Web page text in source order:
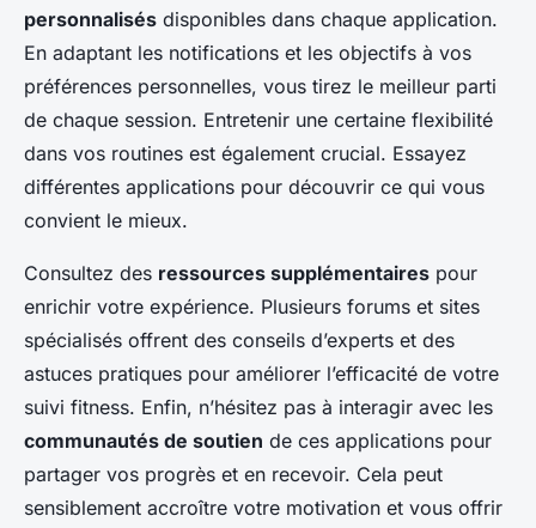
personnalisés disponibles dans chaque application.
En adaptant les notifications et les objectifs à vos
préférences personnelles, vous tirez le meilleur parti
de chaque session. Entretenir une certaine flexibilité
dans vos routines est également crucial. Essayez
différentes applications pour découvrir ce qui vous
convient le mieux.
Consultez des ressources supplémentaires pour
enrichir votre expérience. Plusieurs forums et sites
spécialisés offrent des conseils d’experts et des
astuces pratiques pour améliorer l’efficacité de votre
suivi fitness. Enfin, n’hésitez pas à interagir avec les
communautés de soutien de ces applications pour
partager vos progrès et en recevoir. Cela peut
sensiblement accroître votre motivation et vous offrir